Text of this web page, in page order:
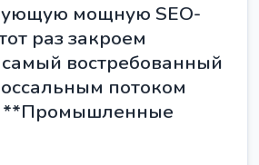
мощную SEO-
раз закроем
востребованный
потоком
**Промышленные